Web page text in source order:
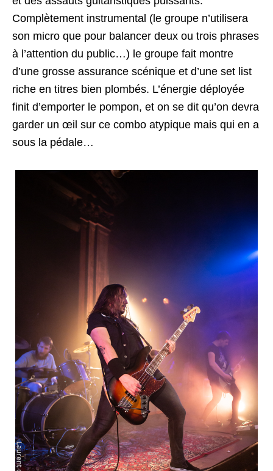
Complètement instrumental (le groupe n’utilisera
son micro que pour balancer deux ou trois phrases
à l’attention du public…) le groupe fait montre
d’une grosse assurance scénique et d’une set list
riche en titres bien plombés. L’énergie déployée
finit d’emporter le pompon, et on se dit qu’on devra
garder un œil sur ce combo atypique mais qui en a
sous la pédale…